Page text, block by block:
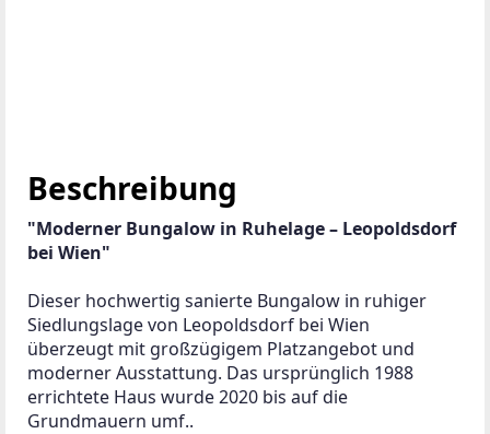
Beschreibung
"Moderner Bungalow in Ruhelage – Leopoldsdorf
bei Wien"
Dieser hochwertig sanierte Bungalow in ruhiger
Siedlungslage von Leopoldsdorf bei Wien
überzeugt mit großzügigem Platzangebot und
moderner Ausstattung. Das ursprünglich 1988
errichtete Haus wurde 2020 bis auf die
Grundmauern umf..